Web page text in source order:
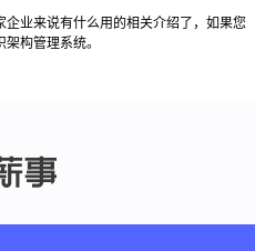
企业来说有什么用的相关介绍了， 如果您
架构管理系统。